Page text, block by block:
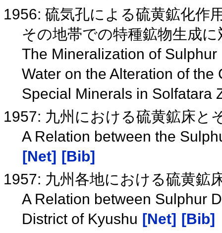
1956: 硫気孔による硫黄鉱化作
その地帯での特種鉱物生成
The Mineralization of
Water on the Alteration of
Special Minerals in Solfatara
1957: 九州における硫黄鉱床と
A Relation between the
[Net] [Bib]
1957: 九州各地における硫黄鉱
A Relation between Sulphur
District of Kyushu [Net] [Bib]